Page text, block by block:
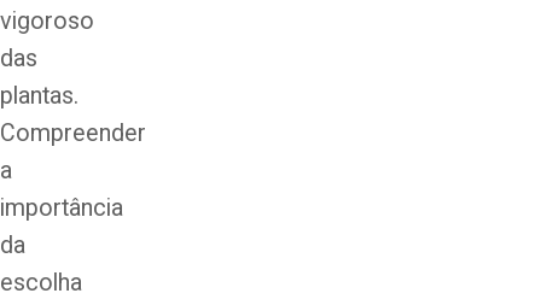
vigoroso
das
plantas.
Compreender
a
importância
da
escolha